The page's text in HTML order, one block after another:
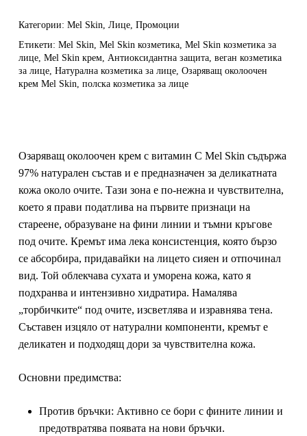
Категории: Mel Skin, Лице, Промоции
Етикети: Mel Skin, Mel Skin козметика, Mel Skin козметика за
лице, Mel Skin крем, Антиоксидантна защита, веган козметика
за лице, Натурална козметика за лице, Озаряващ околоочен
крем Mel Skin, полска козметика за лице
Озаряващ околоочен крем с витамин С Mel Skin съдържа
97% натурален състав и е предназначен за деликатната
кожа около очите. Тази зона е по-нежна и чувствителна,
което я прави податлива на първите признаци на
стареене, образуване на фини линии и тъмни кръгове
под очите. Кремът има лека консистенция, която бързо
се абсорбира, придавайки на лицето сияен и отпочинал
вид. Той облекчава сухата и уморена кожа, като я
подхранва и интензивно хидратира. Намалява
„торбичките“ под очите, изсветлява и изравнява тена.
Съставен изцяло от натурални компоненти, кремът е
деликатен и подходящ дори за чувствителна кожа.
Основни предимства:
Против бръчки: Активно се бори с фините линии и
предотвратява появата на нови бръчки.